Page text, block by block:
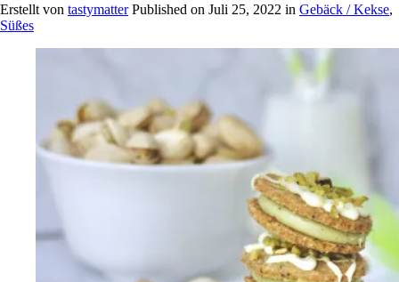
Erstellt von tastymatter Published on Juli 25, 2022 in Gebäck / Kekse,
Süßes